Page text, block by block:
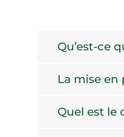
Qu’est-ce
La mise en
Quel est le